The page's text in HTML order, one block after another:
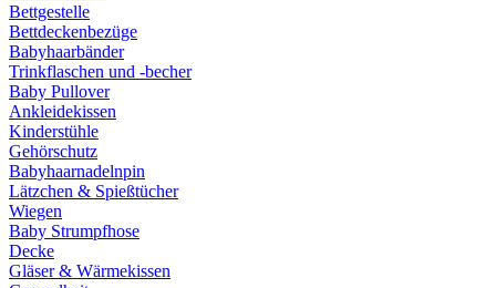
Bettgestelle
Bettdeckenbezüge
Babyhaarbänder
Trinkflaschen und -becher
Baby Pullover
Ankleidekissen
Kinderstühle
Gehörschutz
Babyhaarnadelnpin
Lätzchen & Spießtücher
Wiegen
Baby Strumpfhose
Decke
Gläser & Wärmekissen